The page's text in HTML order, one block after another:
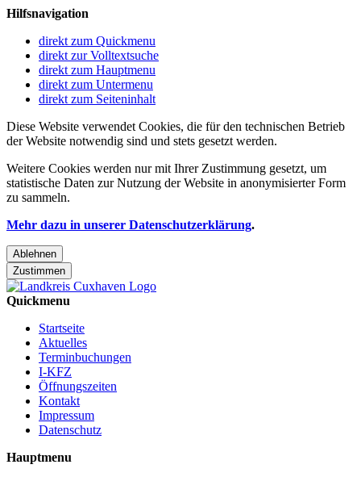
Hilfsnavigation
direkt zum Quickmenu
direkt zur Volltextsuche
direkt zum Hauptmenu
direkt zum Untermenu
direkt zum Seiteninhalt
Diese Website verwendet Cookies, die für den technischen Betrieb
der Website notwendig sind und stets gesetzt werden.
Weitere Cookies werden nur mit Ihrer Zustimmung gesetzt, um
statistische Daten zur Nutzung der Website in anonymisierter Form
zu sammeln.
Mehr dazu in unserer Datenschutzerklärung.
Ablehnen
Zustimmen
Quickmenu
Startseite
Aktuelles
Terminbuchungen
I-KFZ
Öffnungszeiten
Kontakt
Impressum
Datenschutz
Hauptmenu